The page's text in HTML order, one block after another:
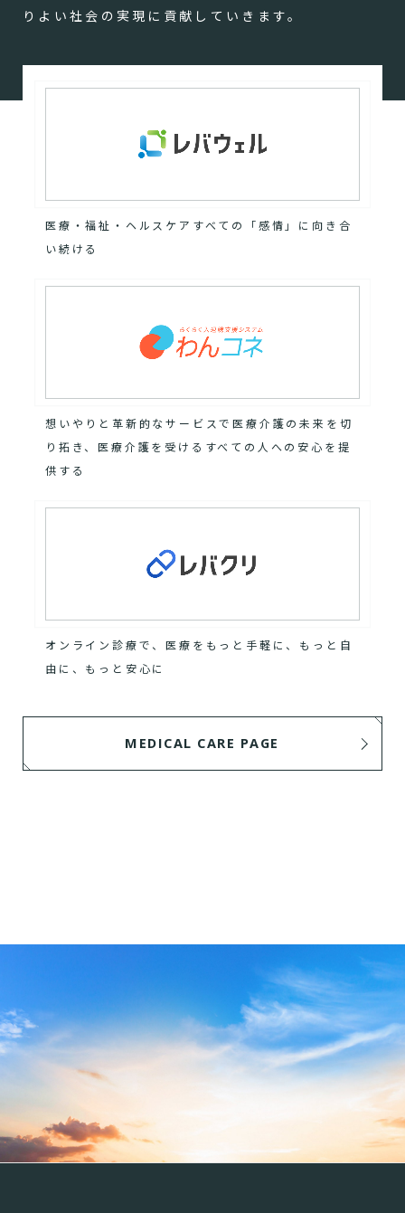
りよい社会の実現に貢献していきます。
医療・福祉・ヘルスケアすべての「感情」に向き合
い続ける
想いやりと革新的なサービスで医療介護の未来を切
り拓き、医療介護を受けるすべての人への安心を提
供する
オンライン診療で、医療をもっと手軽に、もっと自
由に、もっと安心に
MEDICAL CARE PAGE